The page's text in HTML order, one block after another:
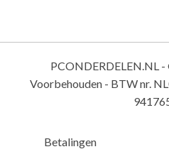
PCONDERDELEN.NL
Voorbehouden - BTW nr.
Betalingen